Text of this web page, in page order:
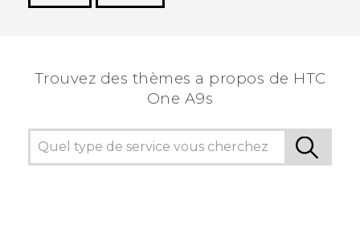
Trouvez des thèmes a propos de HTC
One A9s